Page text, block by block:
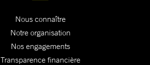
Nous connaître
Notre organisation
Nos engagements
Transparence financière